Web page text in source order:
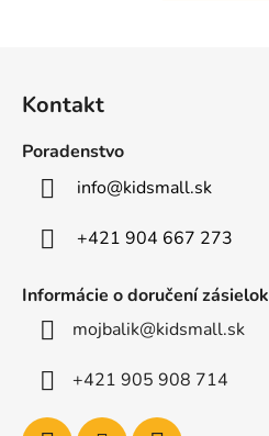
Kontakt
Poradenstvo
info@kidsmall.sk
+421 904 667 273
Informácie o doručení zásielok
mojbalik@kidsmall.sk
+421 905 908 714